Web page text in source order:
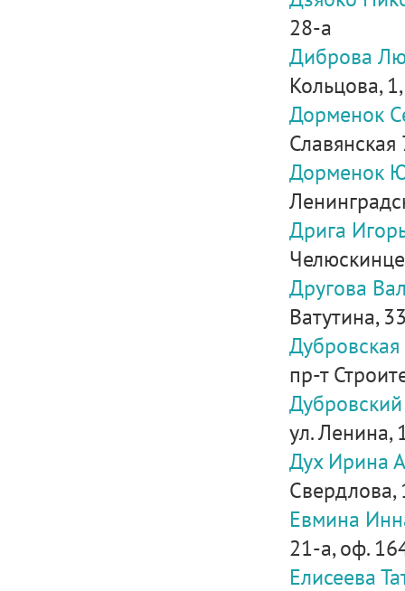
28-а
Диброва
Кольцова,
Дорменок
Славянская
Дорменок
Дрига
Другова
Ватутина,
пр-т
ул. Ленина,
Дух Ирина
Свердлова,
Евмина
21-а, оф.
Елисеева